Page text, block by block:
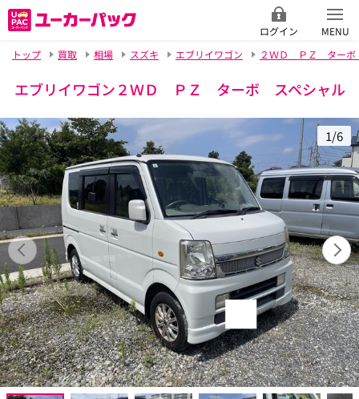
ログイン
MENU
トップ
買取 相場 スズキ エブリイワゴン ２ＷＤ ＰＺ ターボ
エブリイワゴン２ＷＤ ＰＺ ターボ スペシャル
1/6